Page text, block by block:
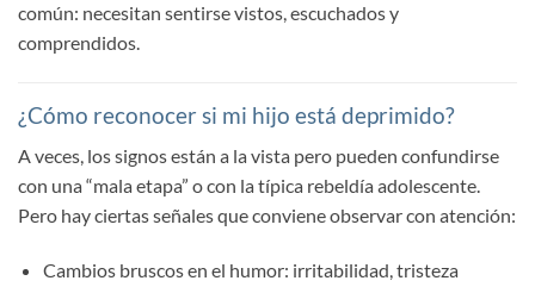
común: necesitan sentirse vistos, escuchados y
comprendidos.
¿Cómo reconocer si mi hijo está deprimido?
A veces, los signos están a la vista pero pueden confundirse
con una “mala etapa” o con la típica rebeldía adolescente.
Pero hay ciertas señales que conviene observar con atención:
Cambios bruscos en el humor: irritabilidad, tristeza